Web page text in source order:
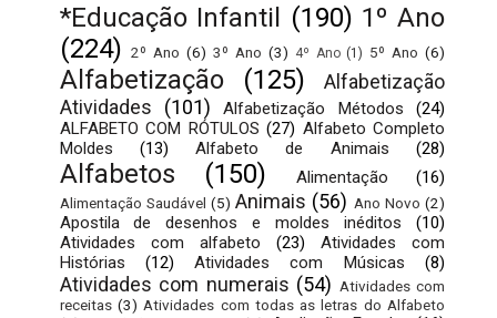
*Educação Infantil (190) 1º Ano
(224) 2º Ano (6) 3º Ano (3) 4º Ano (1) 5º Ano (6)
Alfabetização (125)
Alfabetização
Atividades
(101) Alfabetização Métodos
(24)
ALFABETO COM RÓTULOS (27) Alfabeto Completo
Moldes
(13) Alfabeto de Animais (28)
Alfabetos (150) Alimentação (16)
Alimentação Saudável (5) Animais (56) Ano Novo (2)
Apostila de desenhos e moldes inéditos
(10)
Atividades com alfabeto
(23)
Atividades com
Histórias
(12) Atividades com Músicas (8)
Atividades com numerais (54) Atividades com
receitas (3) Atividades com todas as letras do Alfabeto